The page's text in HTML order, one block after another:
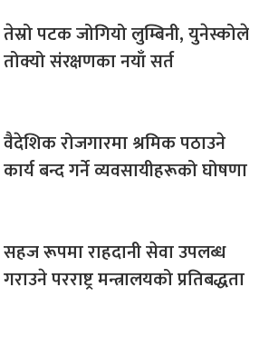
तेस्रो पटक जोगियो लुम्बिनी, युनेस्कोले
तोक्यो संरक्षणका नयाँ सर्त
वैदेशिक रोजगारमा श्रमिक पठाउने
कार्य बन्द गर्ने व्यवसायीहरूको घोषणा
सहज रूपमा राहदानी सेवा उपलब्ध
गराउने परराष्ट्र मन्त्रालयको प्रतिबद्धता